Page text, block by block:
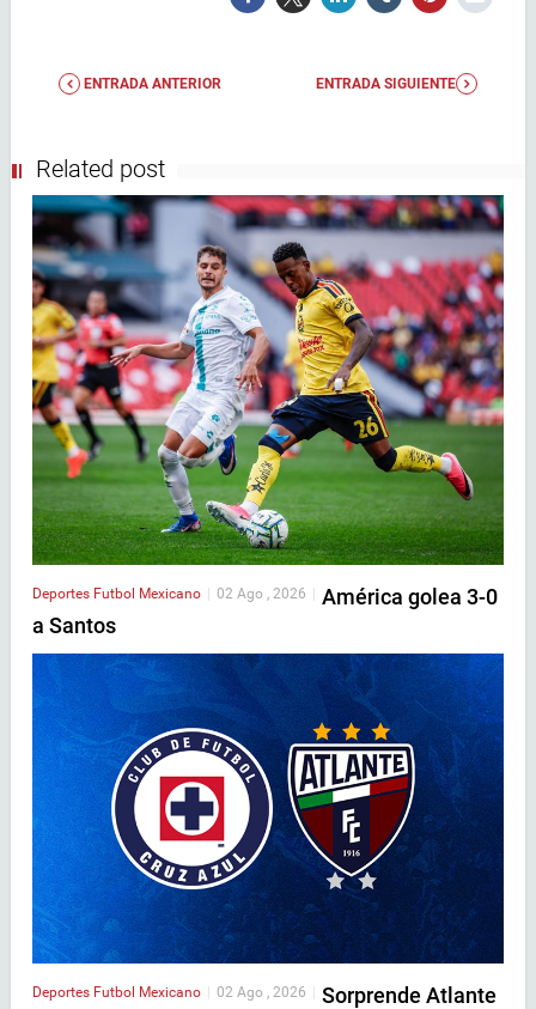
ENTRADA ANTERIOR ENTRADA SIGUIENTE
Related post
Deportes Futbol Mexicano 02 Ago , 2026
América golea 3-0
a Santos
Deportes Futbol Mexicano | 02 Ago , 2026 | Sorprende Atlante